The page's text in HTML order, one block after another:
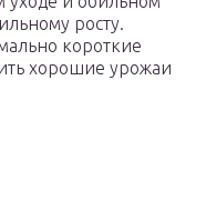
росту.
короткие
хорошие урожаи